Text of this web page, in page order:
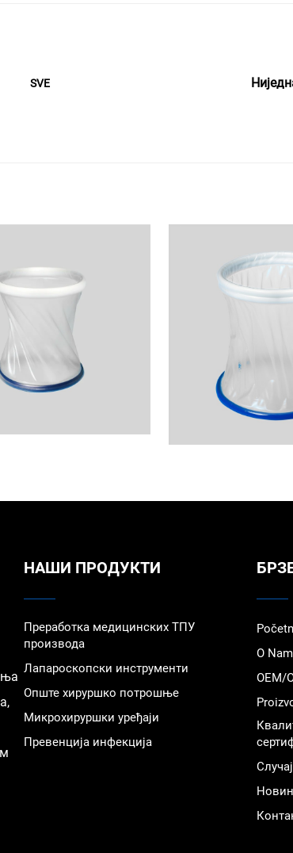
SVE
НАШИ ПРОДУКТИ
Преработка медицинских ТПУ
производа
Лапароскопски инструменти
Опште хируршко потрошње
Микрохируршки уређаји
Превенција инфекција
O
ОЕМ/